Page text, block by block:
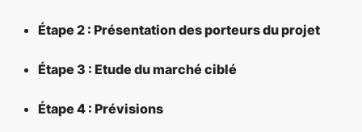
Étape 2 : Présentation des porteurs du projet
Étape 3 : Etude du marché ciblé
Étape 4 : Prévisions